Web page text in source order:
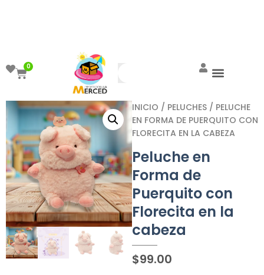
0
INICIO / PELUCHES / PELUCHE
EN FORMA DE PUERQUITO CON
FLORECITA EN LA CABEZA
Peluche en
Forma de
Puerquito con
Florecita en la
cabeza
$99.00